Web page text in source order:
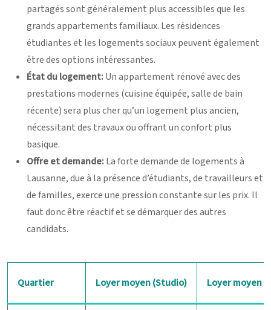
partagés sont généralement plus accessibles que les
grands appartements familiaux. Les résidences
étudiantes et les logements sociaux peuvent également
être des options intéressantes.
État du logement:Un appartement rénové avec des
prestations modernes (cuisine équipée, salle de bain
récente) sera plus cher qu’un logement plus ancien,
nécessitant des travaux ou offrant un confort plus
basique.
Offre et demande:La forte demande de logements à
Lausanne, due à la présence d’étudiants, de travailleurs et
de familles, exerce une pression constante sur les prix. Il
faut donc être réactif et se démarquer des autres
candidats.
Quartier Loyer moyen (Studio) Loyer moyen